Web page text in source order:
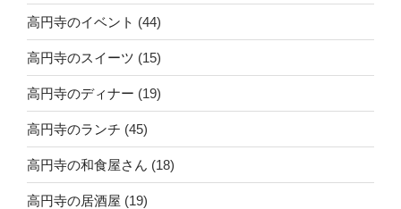
高円寺のイベント (44)
高円寺のスイーツ (15)
高円寺のディナー (19)
高円寺のランチ (45)
高円寺の和食屋さん (18)
高円寺の居酒屋 (19)